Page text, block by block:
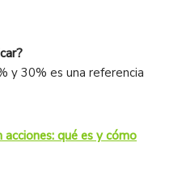
y 30% es una referencia
acciones: qué es y cómo